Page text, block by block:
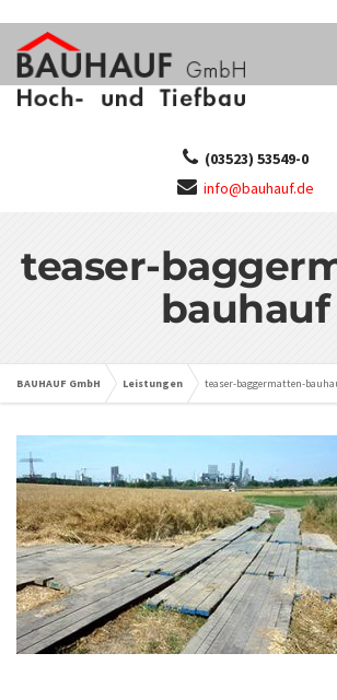
(03523) 53549-0
info@bauhauf.de
teaser-
bauhauf
BAUHAUF GmbH Leistungen teaser-baggermatten-